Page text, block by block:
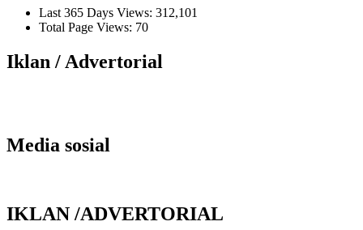
Last 365 Days Views: 312,101
Total Page Views: 70
Iklan / Advertorial
Media sosial
IKLAN /ADVERTORIAL